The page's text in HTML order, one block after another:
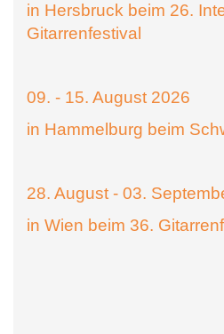
in Hersbruck beim 26.
Gitarrenfestival
09. - 15. August 2026
in Hammelburg beim
28. August - 03.
in Wien beim 36.